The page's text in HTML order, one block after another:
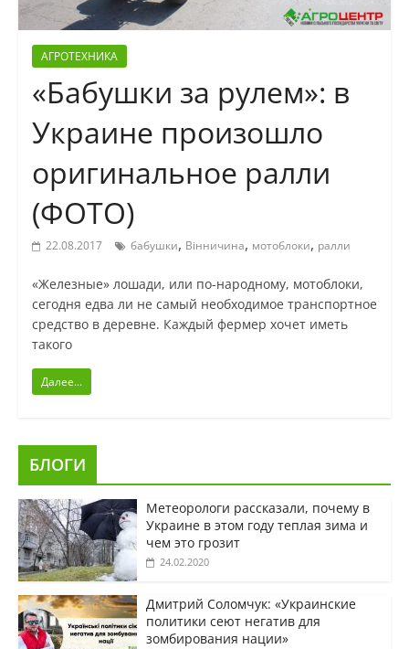
АГРОТЕХНИКА
«Бабушки за рулем»: в
Украине произошло
оригинальное ралли
(ФОТО)
22.08.2017 бабушки, Вінничина, мотоблоки, ралли
«Железные» лошади, или по-народному, мотоблоки,
сегодня едва ли не самый необходимое транспортное
средство в деревне. Каждый фермер хочет иметь
такого
Далее...
БЛОГИ
Метеорологи рассказали, почему в
Украине в этом году теплая зима и
чем это грозит
24.02.2020
Дмитрий Соломчук: «Украинские
политики сеют негатив для
зомбирования нации»